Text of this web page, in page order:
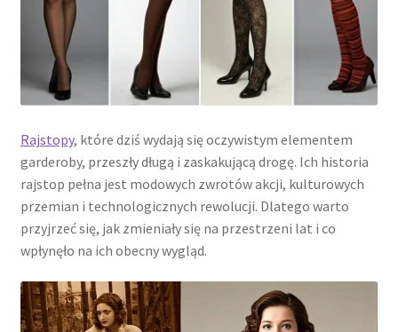
Rajstopy, które dziś wydają się oczywistym elementem
garderoby, przeszły długą i zaskakującą drogę. Ich historia
rajstop pełna jest modowych zwrotów akcji, kulturowych
przemian i technologicznych rewolucji. Dlatego warto
przyjrzeć się, jak zmieniały się na przestrzeni lat i co
wpłynęło na ich obecny wygląd.